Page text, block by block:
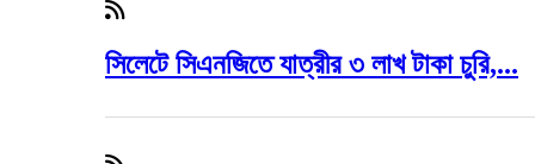
সিলেটে সিএনজিতে যাত্রীর ৩ লাখ টাকা চুরি,...